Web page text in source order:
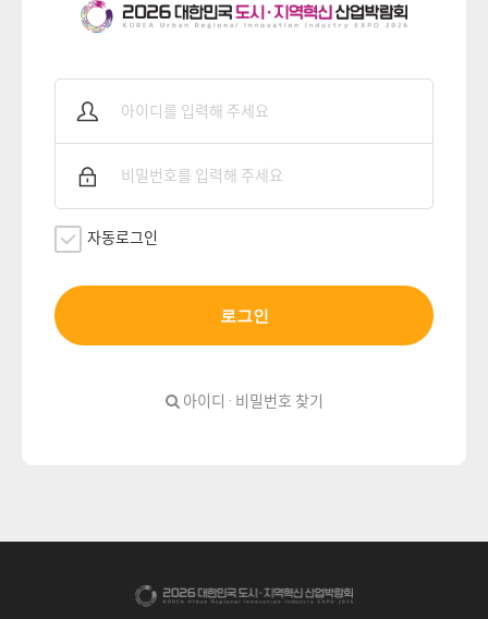
자동로그인
로그인
아이디 · 비밀번호 찾기